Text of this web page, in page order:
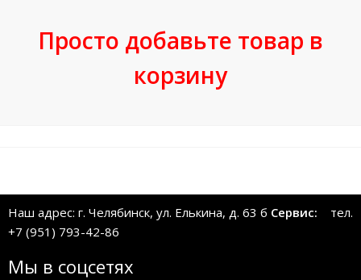
Просто добавьте товар в
корзину
Наш адрес: г. Челябинск, ул. Елькина, д. 63 б Сервис: тел.
+7 (951) 793-42-86
Мы в соцсетях